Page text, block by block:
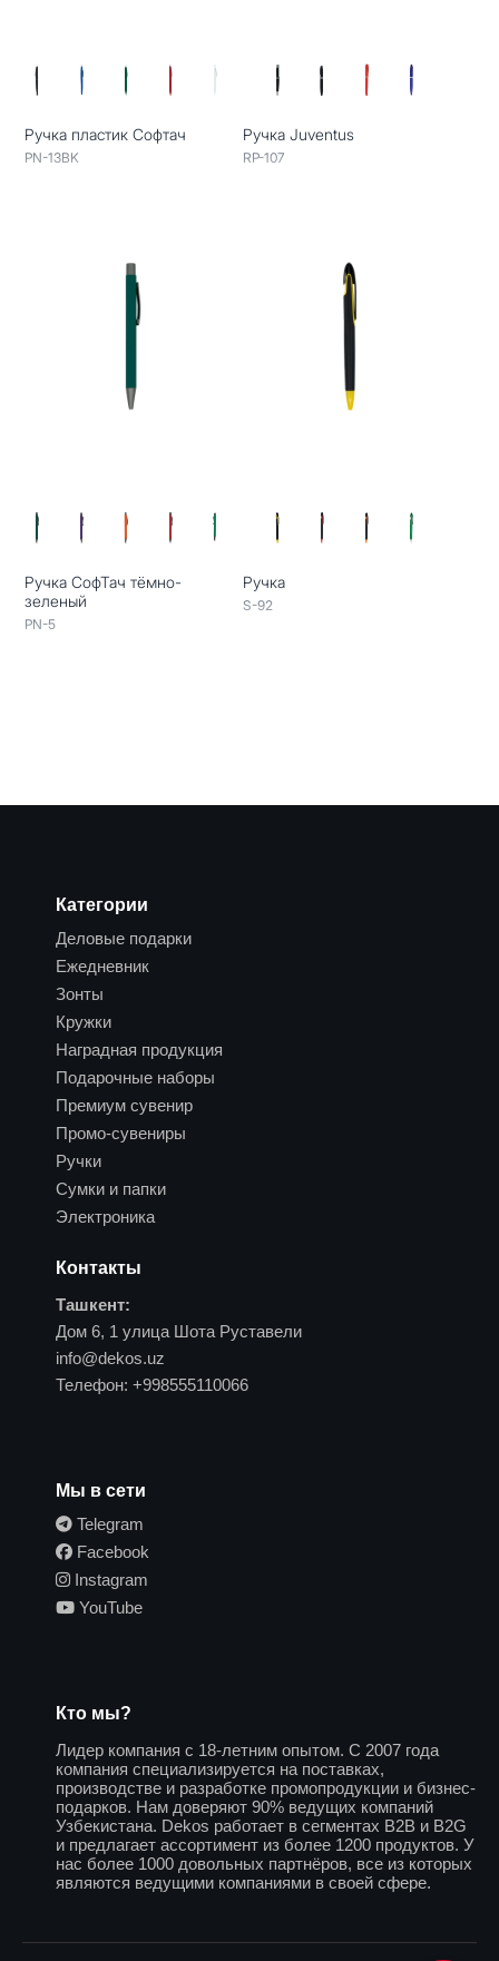
Ручка пластик Софтач
PN-13BK
Ручка Juventus
RP-107
Ручка СофТач тёмно-
зеленый
PN-5
Ручка
S-92
Категории
Деловые подарки
Ежедневник
Зонты
Кружки
Наградная продукция
Подарочные наборы
Премиум сувенир
Промо-сувениры
Ручки
Сумки и папки
Электроника
Контакты
Ташкент:
Дом 6, 1 улица Шота Руставели
info@dekos.uz
Телефон: +998555110066
Мы в сети
Telegram
Facebook
Instagram
YouTube
Кто мы?
Лидер компания с 18-летним опытом. С 2007 года
компания специализируется на поставках,
производстве и разработке промопродукции и бизнес-
подарков. Нам доверяют 90% ведущих компаний
Узбекистана. Dekos работает в сегментах B2B и B2G
и предлагает ассортимент из более 1200 продуктов. У
нас более 1000 довольных партнёров, все из которых
являются ведущими компаниями в своей сфере.